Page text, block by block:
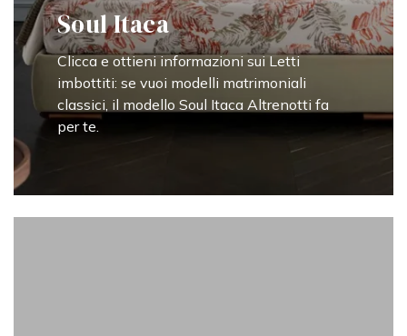
Soul Itaca
Clicca e ottieni informazioni sui Letti
imbottiti: se vuoi modelli matrimoniali
classici, il modello Soul Itaca Altrenotti fa
per te.